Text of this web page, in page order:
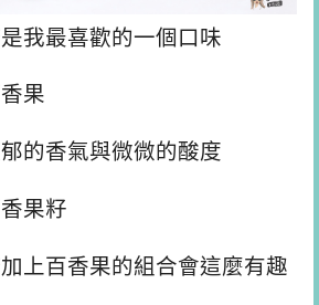
我最喜歡的一個口味
果
的香氣與微微的酸度
果籽
上百香果的組合會這麼有趣